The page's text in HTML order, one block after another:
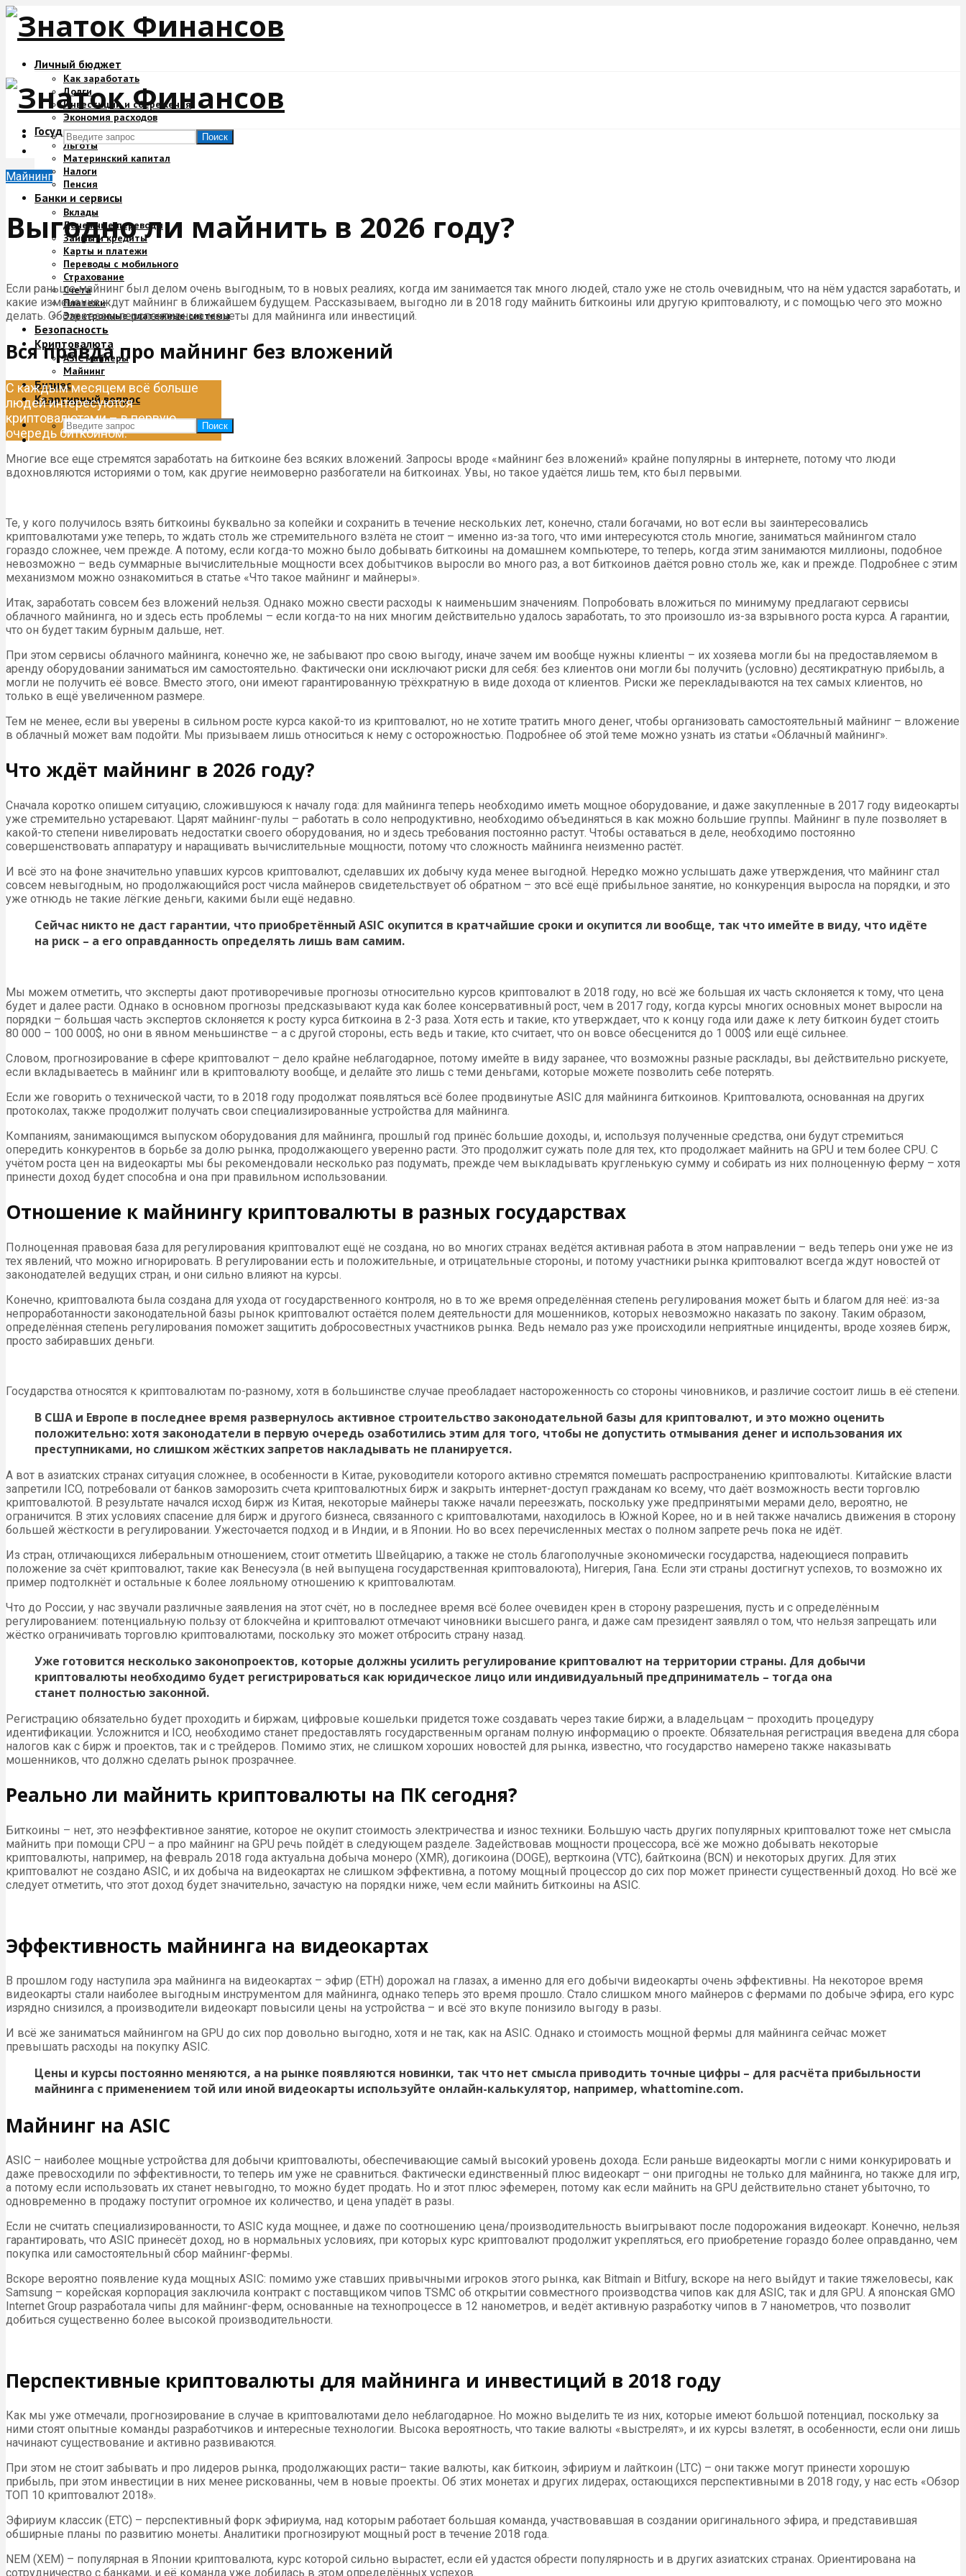
Личный бюджет
Как заработать
Долги
Инвестиции и сбережения
Экономия расходов
Государство и деньги
Льготы
Материнский капитал
Налоги
Пенсия
Банки и сервисы
Вклады
Денежные переводы
Займы и кредиты
Карты и платежи
Переводы с мобильного
Страхование
Счета
Платежи
Электронные платежные системы
Безопасность
Криптовалюта
ASIC майнеры
Майнинг
Бизнес
Квартирный вопрос
Поиск
Поиск
Майнинг
Выгодно ли майнить в 2026 году?
Если раньше майнинг был делом очень выгодным, то в новых реалиях, когда им занимается так много людей, стало уже не столь очевидным, что на нём удастся заработать, и
какие изменения ждут майнинг в ближайшем будущем. Рассказываем, выгодно ли в 2018 году майнить биткоины или другую криптовалюту, и с помощью чего это можно
делать. Обозреваем перспективные монеты для майнинга или инвестиций.
Вся правда про майнинг без вложений
С каждым месяцем всё больше
людей интересуются
криптовалютами – в первую
очередь биткоином.
Многие все еще стремятся заработать на биткоине без всяких вложений. Запросы вроде «майнинг без вложений» крайне популярны в интернете, потому что люди
вдохновляются историями о том, как другие неимоверно разбогатели на биткоинах. Увы, но такое удаётся лишь тем, кто был первыми.
Те, у кого получилось взять биткоины буквально за копейки и сохранить в течение нескольких лет, конечно, стали богачами, но вот если вы заинтересовались
криптовалютами уже теперь, то ждать столь же стремительного взлёта не стоит – именно из-за того, что ими интересуются столь многие, заниматься майнингом стало
гораздо сложнее, чем прежде. А потому, если когда-то можно было добывать биткоины на домашнем компьютере, то теперь, когда этим занимаются миллионы, подобное
невозможно – ведь суммарные вычислительные мощности всех добытчиков выросли во много раз, а вот биткоинов даётся ровно столь же, как и прежде. Подробнее с этим
механизмом можно ознакомиться в статье «Что такое майнинг и майнеры».
Итак, заработать совсем без вложений нельзя. Однако можно свести расходы к наименьшим значениям. Попробовать вложиться по минимуму предлагают сервисы
облачного майнинга, но и здесь есть проблемы – если когда-то на них многим действительно удалось заработать, то это произошло из-за взрывного роста курса. А гарантии,
что он будет таким бурным дальше, нет.
При этом сервисы облачного майнинга, конечно же, не забывают про свою выгоду, иначе зачем им вообще нужны клиенты – их хозяева могли бы на предоставляемом в
аренду оборудовании заниматься им самостоятельно. Фактически они исключают риски для себя: без клиентов они могли бы получить (условно) десятикратную прибыль, а
могли не получить её вовсе. Вместо этого, они имеют гарантированную трёхкратную в виде дохода от клиентов. Риски же перекладываются на тех самых клиентов, но
только в ещё увеличенном размере.
Тем не менее, если вы уверены в сильном росте курса какой-то из криптовалют, но не хотите тратить много денег, чтобы организовать самостоятельный майнинг – вложение
в облачный может вам подойти. Мы призываем лишь относиться к нему с осторожностью. Подробнее об этой теме можно узнать из статьи «Облачный майнинг».
Что ждёт майнинг в 2026 году?
Сначала коротко опишем ситуацию, сложившуюся к началу года: для майнинга теперь необходимо иметь мощное оборудование, и даже закупленные в 2017 году видеокарты
уже стремительно устаревают. Царят майнинг-пулы – работать в соло непродуктивно, необходимо объединяться в как можно большие группы. Майнинг в пуле позволяет в
какой-то степени нивелировать недостатки своего оборудования, но и здесь требования постоянно растут. Чтобы оставаться в деле, необходимо постоянно
совершенствовать аппаратуру и наращивать вычислительные мощности, потому что сложность майнинга неизменно растёт.
И всё это на фоне значительно упавших курсов криптовалют, сделавших их добычу куда менее выгодной. Нередко можно услышать даже утверждения, что майнинг стал
совсем невыгодным, но продолжающийся рост числа майнеров свидетельствует об обратном – это всё ещё прибыльное занятие, но конкуренция выросла на порядки, и это
уже отнюдь не такие лёгкие деньги, какими были ещё недавно.
Сейчас никто не даст гарантии, что приобретённый ASIC окупится в кратчайшие сроки и окупится ли вообще, так что имейте в виду, что идёте
на риск – а его оправданность определять лишь вам самим.
Мы можем отметить, что эксперты дают противоречивые прогнозы относительно курсов криптовалют в 2018 году, но всё же большая их часть склоняется к тому, что цена
будет и далее расти. Однако в основном прогнозы предсказывают куда как более консервативный рост, чем в 2017 году, когда курсы многих основных монет выросли на
порядки – большая часть экспертов склоняется к росту курса биткоина в 2-3 раза. Хотя есть и такие, кто утверждает, что к концу года или даже к лету биткоин будет стоить
80 000 – 100 000$, но они в явном меньшинстве – а с другой стороны, есть ведь и такие, кто считает, что он вовсе обесценится до 1 000$ или ещё сильнее.
Словом, прогнозирование в сфере криптовалют – дело крайне неблагодарное, потому имейте в виду заранее, что возможны разные расклады, вы действительно рискуете,
если вкладываетесь в майнинг или в криптовалюту вообще, и делайте это лишь с теми деньгами, которые можете позволить себе потерять.
Если же говорить о технической части, то в 2018 году продолжат появляться всё более продвинутые ASIC для майнинга биткоинов. Криптовалюта, основанная на других
протоколах, также продолжит получать свои специализированные устройства для майнинга.
Компаниям, занимающимся выпуском оборудования для майнинга, прошлый год принёс большие доходы, и, используя полученные средства, они будут стремиться
опередить конкурентов в борьбе за долю рынка, продолжающего уверенно расти. Это продолжит сужать поле для тех, кто продолжает майнить на GPU и тем более CPU. С
учётом роста цен на видеокарты мы бы рекомендовали несколько раз подумать, прежде чем выкладывать кругленькую сумму и собирать из них полноценную ферму – хотя
принести доход будет способна и она при правильном использовании.
Отношение к майнингу криптовалюты в разных государствах
Полноценная правовая база для регулирования криптовалют ещё не создана, но во многих странах ведётся активная работа в этом направлении – ведь теперь они уже не из
тех явлений, что можно игнорировать. В регулировании есть и положительные, и отрицательные стороны, и потому участники рынка криптовалют всегда ждут новостей от
законодателей ведущих стран, и они сильно влияют на курсы.
Конечно, криптовалюта была создана для ухода от государственного контроля, но в то же время определённая степень регулирования может быть и благом для неё: из-за
непроработанности законодательной базы рынок криптовалют остаётся полем деятельности для мошенников, которых невозможно наказать по закону. Таким образом,
определённая степень регулирования поможет защитить добросовестных участников рынка. Ведь немало раз уже происходили неприятные инциденты, вроде хозяев бирж,
просто забиравших деньги.
Государства относятся к криптовалютам по-разному, хотя в большинстве случае преобладает настороженность со стороны чиновников, и различие состоит лишь в её степени.
В США и Европе в последнее время развернулось активное строительство законодательной базы для криптовалют, и это можно оценить
положительно: хотя законодатели в первую очередь озаботились этим для того, чтобы не допустить отмывания денег и использования их
преступниками, но слишком жёстких запретов накладывать не планируется.
А вот в азиатских странах ситуация сложнее, в особенности в Китае, руководители которого активно стремятся помешать распространению криптовалюты. Китайские власти
запретили ICO, потребовали от банков заморозить счета криптовалютных бирж и закрыть интернет-доступ гражданам ко всему, что даёт возможность вести торговлю
криптовалютой. В результате начался исход бирж из Китая, некоторые майнеры также начали переезжать, поскольку уже предпринятыми мерами дело, вероятно, не
ограничится. В этих условиях спасение для бирж и другого бизнеса, связанного с криптовалютами, находилось в Южной Корее, но и в ней также начались движения в сторону
большей жёсткости в регулировании. Ужесточается подход и в Индии, и в Японии. Но во всех перечисленных местах о полном запрете речь пока не идёт.
Из стран, отличающихся либеральным отношением, стоит отметить Швейцарию, а также не столь благополучные экономически государства, надеющиеся поправить
положение за счёт криптовалют, такие как Венесуэла (в ней выпущена государственная криптовалоюта), Нигерия, Гана. Если эти страны достигнут успехов, то возможно их
пример подтолкнёт и остальные к более лояльному отношению к криптовалютам.
Что до России, у нас звучали различные заявления на этот счёт, но в последнее время всё более очевиден крен в сторону разрешения, пусть и с определённым
регулированием: потенциальную пользу от блокчейна и криптовалют отмечают чиновники высшего ранга, и даже сам президент заявлял о том, что нельзя запрещать или
жёстко ограничивать торговлю криптовалютами, поскольку это может отбросить страну назад.
Уже готовится несколько законопроектов, которые должны усилить регулирование криптовалют на территории страны. Для добычи
криптовалюты необходимо будет регистрироваться как юридическое лицо или индивидуальный предприниматель – тогда она
станет полностью законной.
Регистрацию обязательно будет проходить и биржам, цифровые кошельки придется тоже создавать через такие биржи, а владельцам – проходить процедуру
идентификации. Усложнится и ICO, необходимо станет предоставлять государственным органам полную информацию о проекте. Обязательная регистрация введена для сбора
налогов как с бирж и проектов, так и с трейдеров. Помимо этих, не слишком хороших новостей для рынка, известно, что государство намерено также наказывать
мошенников, что должно сделать рынок прозрачнее.
Реально ли майнить криптовалюты на ПК сегодня?
Биткоины – нет, это неэффективное занятие, которое не окупит стоимость электричества и износ техники. Большую часть других популярных криптовалют тоже нет смысла
майнить при помощи CPU – а про майнинг на GPU речь пойдёт в следующем разделе. Задействовав мощности процессора, всё же можно добывать некоторые
криптовалюты, например, на февраль 2018 года актуальна добыча монеро (XMR), догикоина (DOGE), верткоина (VTC), байткоина (BCN) и некоторых других. Для этих
криптовалют не создано ASIC, и их добыча на видеокартах не слишком эффективна, а потому мощный процессор до сих пор может принести существенный доход. Но всё же
следует отметить, что этот доход будет значительно, зачастую на порядки ниже, чем если майнить биткоины на ASIC.
Эффективность майнинга на видеокартах
В прошлом году наступила эра майнинга на видеокартах – эфир (ETH) дорожал на глазах, а именно для его добычи видеокарты очень эффективны. На некоторое время
видеокарты стали наиболее выгодным инструментом для майнинга, однако теперь это время прошло. Стало слишком много майнеров с фермами по добыче эфира, его курс
изрядно снизился, а производители видеокарт повысили цены на устройства – и всё это вкупе понизило выгоду в разы.
И всё же заниматься майнингом на GPU до сих пор довольно выгодно, хотя и не так, как на ASIC. Однако и стоимость мощной фермы для майнинга сейчас может
превышать расходы на покупку ASIC.
Цены и курсы постоянно меняются, а на рынке появляются новинки, так что нет смысла приводить точные цифры – для расчёта прибыльности
майнинга с применением той или иной видеокарты используйте онлайн-калькулятор, например, whattomine.com.
Майнинг на ASIC
ASIC – наиболее мощные устройства для добычи криптовалюты, обеспечивающие самый высокий уровень дохода. Если раньше видеокарты могли с ними конкурировать и
даже превосходили по эффективности, то теперь им уже не сравниться. Фактически единственный плюс видеокарт – они пригодны не только для майнинга, но также для игр,
а потому если использовать их станет невыгодно, то можно будет продать. Но и этот плюс эфемерен, потому как если майнить на GPU действительно станет убыточно, то
одновременно в продажу поступит огромное их количество, и цена упадёт в разы.
Если не считать специализированности, то ASIC куда мощнее, и даже по соотношению цена/производительность выигрывают после подорожания видеокарт. Конечно, нельзя
гарантировать, что ASIC принесёт доход, но в нормальных условиях, при которых курс криптовалют продолжит укрепляться, его приобретение гораздо более оправданно, чем
покупка или самостоятельный сбор майнинг-фермы.
Вскоре вероятно появление куда мощных ASIC: помимо уже ставших привычными игроков этого рынка, как Bitmain и Bitfury, вскоре на него выйдут и такие тяжеловесы, как
Samsung – корейская корпорация заключила контракт с поставщиком чипов TSMC об открытии совместного производства чипов как для ASIC, так и для GPU. А японская GMO
Internet Group разработала чипы для майнинг-ферм, основанные на технопроцессе в 12 нанометров, и ведёт активную разработку чипов в 7 нанометров, что позволит
добиться существенно более высокой производительности.
Перспективные криптовалюты для майнинга и инвестиций в 2018 году
Как мы уже отмечали, прогнозирование в случае в криптовалютами дело неблагодарное. Но можно выделить те из них, которые имеют большой потенциал, поскольку за
ними стоят опытные команды разработчиков и интересные технологии. Высока вероятность, что такие валюты «выстрелят», и их курсы взлетят, в особенности, если они лишь
начинают существование и активно развиваются.
При этом не стоит забывать и про лидеров рынка, продолжающих расти– такие валюты, как биткоин, эфириум и лайткоин (LTC) – они также могут принести хорошую
прибыль, при этом инвестиции в них менее рискованны, чем в новые проекты. Об этих монетах и других лидерах, остающихся перспективными в 2018 году, у нас есть «Обзор
ТОП 10 криптовалют 2018».
Эфириум классик (ETC) – перспективный форк эфириума, над которым работает большая команда, участвовавшая в создании оригинального эфира, и представившая
обширные планы по развитию монеты. Аналитики прогнозируют мощный рост в течение 2018 года.
NEM (XEM) – популярная в Японии криптовалюта, курс которой сильно вырастет, если ей удастся обрести популярность и в других азиатских странах. Ориентирована на
сотрудничество с банками, и её команда уже добилась в этом определённых успехов.